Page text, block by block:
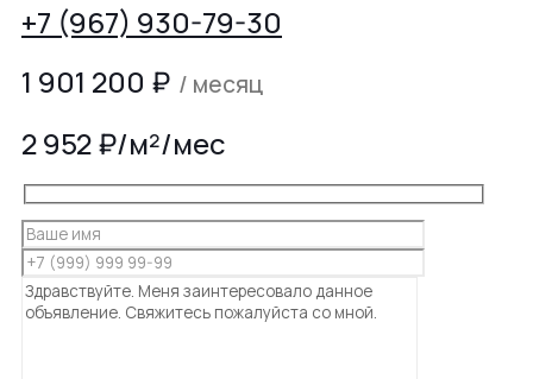
+7 (967) 930-79-30
1 901 200 ₽ / месяц
2 952 ₽/м²/мес